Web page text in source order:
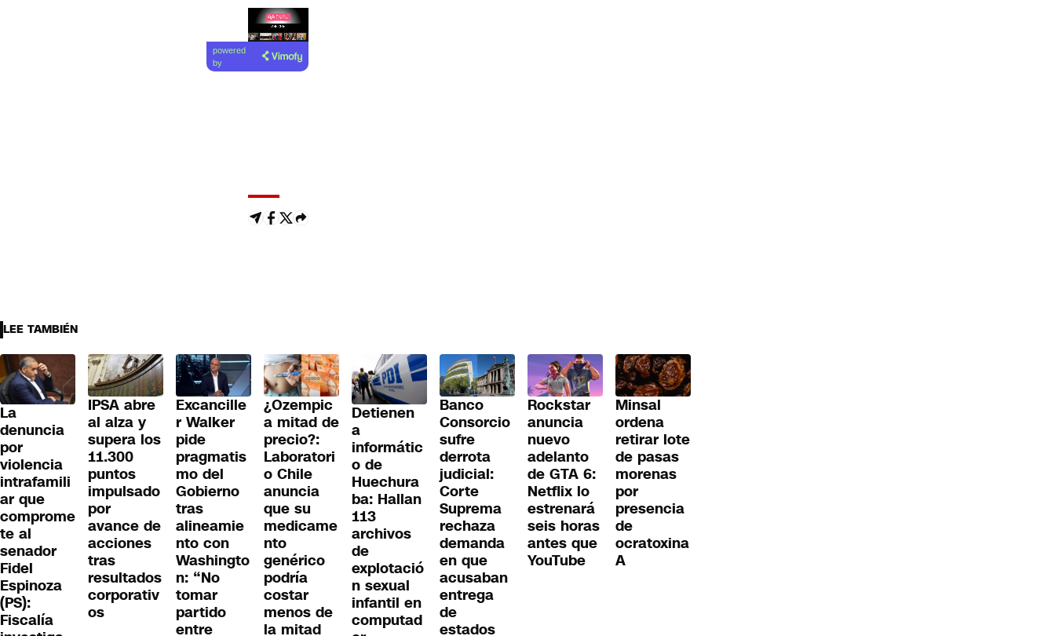
Lea el
artículo
powered
by
LEE TAMBIÉN
La
denuncia
por
violencia
intrafamili
ar que
comprome
te al
senador
Fidel
Espinoza
(PS):
Fiscalía
IPSA abre
al alza y
supera los
11.300
puntos
impulsado
por
avance de
acciones
tras
resultados
corporativ
os
Excancille
r Walker
pide
pragmatis
mo del
Gobierno
tras
alineamie
nto con
Washingto
n: “No
tomar
partido
entre
¿Ozempic
a mitad de
precio?:
Laboratori
o Chile
anuncia
que su
medicame
nto
genérico
podría
costar
menos de
la mitad
Detienen
a
informátic
o de
Huechura
ba: Hallan
113
archivos
de
explotació
n sexual
infantil en
computad
Banco
Consorcio
sufre
derrota
judicial:
Corte
Suprema
rechaza
demanda
en que
acusaban
entrega
de
estados
Rockstar
anuncia
nuevo
adelanto
de GTA 6:
Netflix lo
estrenará
seis horas
antes que
YouTube
Minsal
ordena
retirar lote
de pasas
morenas
por
presencia
de
ocratoxina
A